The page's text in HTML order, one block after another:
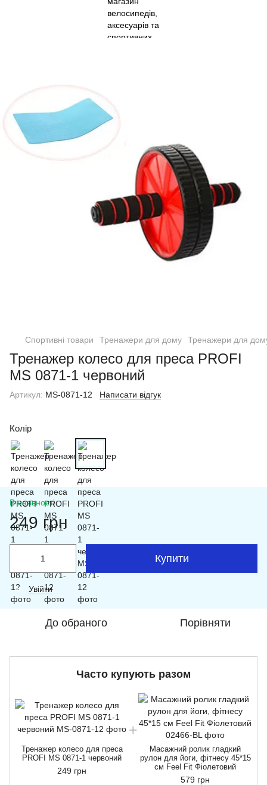
Спортивні товари Тренажери для дому Тренажери для
Тренажер колесо для преса PROFI
MS 0871-1 червоний
Артикул: MS-0871-12 Написати відгук
Колір
В наявності
249 грн
Купити
% Увійти
До обраного Порівняти
Часто купують разом
Тренажер колесо для преса
PROFI MS 0871-1 червоний
249 грн
Масажний ролик гладкий
рулон для йоги, фітнесу 45*15
см Feel Fit Фіолетовий
579 грн